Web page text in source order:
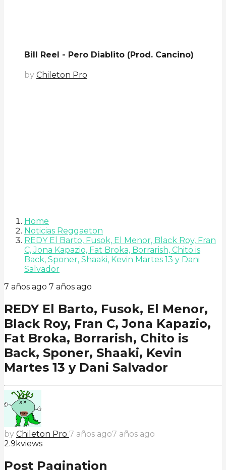
Bill Reel - Pero Diablito (Prod. Cancino)
by Chileton Pro
Home
Noticias Reggaeton
REDY El Barto, Fusok, El Menor, Black Roy, Fran
C, Jona Kapazio, Fat Broka, Borrarish, Chito is
Back, Sponer, Shaaki, Kevin Martes 13 y Dani
Salvador
7 años ago 7 años ago
REDY El Barto, Fusok, El Menor,
Black Roy, Fran C, Jona Kapazio,
Fat Broka, Borrarish, Chito is
Back, Sponer, Shaaki, Kevin
Martes 13 y Dani Salvador
by Chileton Pro 7 años ago7 años ago
2.9kviews
Post Pagination